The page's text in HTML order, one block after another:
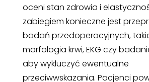
oceni stan zdrowia i
zabiegiem konieczne jest
badań przedoperacyjnych,
morfologia krwi, EKG czy
aby wykluczyć ewentualne
przeciwwskazania. Pacjenci